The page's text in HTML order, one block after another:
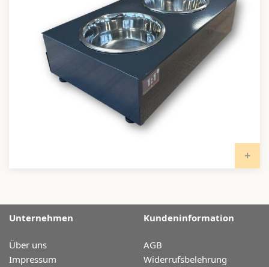
Unternehmen
Über uns
Impressum
Kundeninformation
AGB
Widerrufsbelehrung